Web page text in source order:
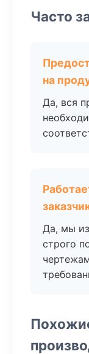
Часто
на
Да, вся
Да, мы
строго